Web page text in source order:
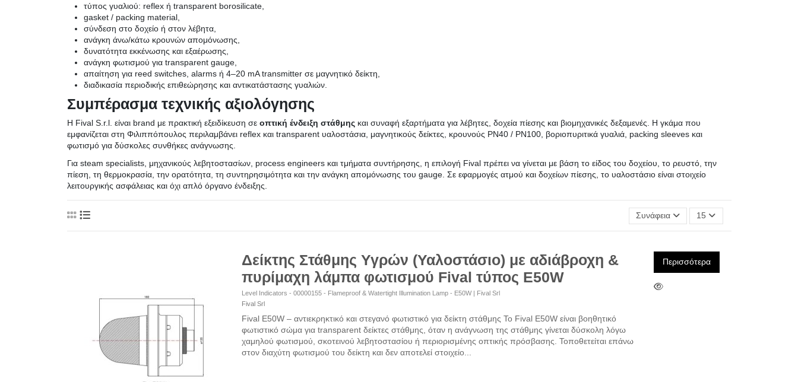
τύπος γυαλιού: reflex ή transparent borosilicate,
gasket / packing material,
σύνδεση στο δοχείο ή στον λέβητα,
ανάγκη άνω/κάτω κρουνών απομόνωσης,
δυνατότητα εκκένωσης και εξαέρωσης,
ανάγκη φωτισμού για transparent gauge,
απαίτηση για reed switches, alarms ή 4–20 mA transmitter σε μαγνητικό δείκτη,
διαδικασία περιοδικής επιθεώρησης και αντικατάστασης γυαλιών.
Συμπέρασμα τεχνικής αξιολόγησης
Η Fival S.r.l. είναι brand με πρακτική εξειδίκευση σε οπτική ένδειξη στάθμηςκαι συναφή εξαρτήματα για λέβητες, δοχεία πίεσης και βιομηχανικές δεξαμενές. Η γκάμα που
εμφανίζεται στη Φιλιππόπουλος περιλαμβάνει reflex και transparent υαλοστάσια, μαγνητικούς δείκτες, κρουνούς PN40 / PN100, βοριοπυριτικά γυαλιά, packing sleeves και
φωτισμό για δύσκολες συνθήκες ανάγνωσης.
Για steam specialists, μηχανικούς λεβητοστασίων, process engineers και τμήματα συντήρησης, η επιλογή Fival πρέπει να γίνεται με βάση το είδος του δοχείου, το ρευστό, την
πίεση, τη θερμοκρασία, την ορατότητα, τη συντηρησιμότητα και την ανάγκη απομόνωσης του gauge. Σε εφαρμογές ατμού και δοχείων πίεσης, το υαλοστάσιο είναι στοιχείο
λειτουργικής ασφάλειας και όχι απλό όργανο ένδειξης.
Συνάφεια 15
Δείκτης Στάθμης Υγρών (Υαλοστάσιο) με αδιάβροχη &
πυρίμαχη λάμπα φωτισμού Fival τύπος E50W
Level Indicators - 00000155 - Flameproof & Watertight Illumination Lamp - E50W | Fival Srl
Fival Srl
Fival E50W – αντιεκρηκτικό και στεγανό φωτιστικό για δείκτη στάθμης Το Fival E50W είναι βοηθητικό
φωτιστικό σώμα για transparent δείκτες στάθμης, όταν η ανάγνωση της στάθμης γίνεται δύσκολη λόγω
χαμηλού φωτισμού, σκοτεινού λεβητοστασίου ή περιορισμένης οπτικής πρόσβασης. Τοποθετείται επάνω
στον διαχύτη φωτισμού του δείκτη και δεν αποτελεί στοιχείο...
Περισσότερα